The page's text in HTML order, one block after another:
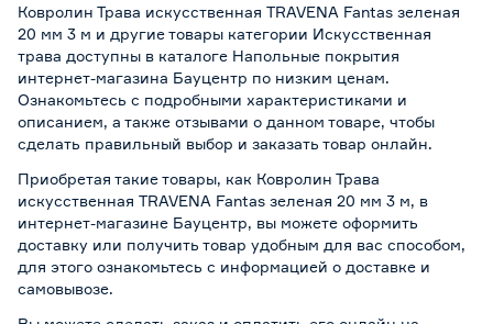
Ковролин Трава искусственная TRAVENA Fantas зеленая
20 мм 3 м и другие товары категории Искусственная
трава доступны в каталоге Напольные покрытия
интернет-магазина Бауцентр по низким ценам.
Ознакомьтесь с подробными характеристиками и
описанием, а также отзывами о данном товаре, чтобы
сделать правильный выбор и заказать товар онлайн.
Приобретая такие товары, как Ковролин Трава
искусственная TRAVENA Fantas зеленая 20 мм 3 м, в
интернет-магазине Бауцентр, вы можете оформить
доставку или получить товар удобным для вас способом,
для этого ознакомьтесь с информацией о доставке и
самовывозе.